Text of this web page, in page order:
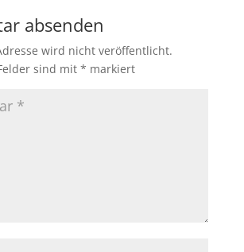
absenden
wird nicht veröffentlicht.
sind mit * markiert